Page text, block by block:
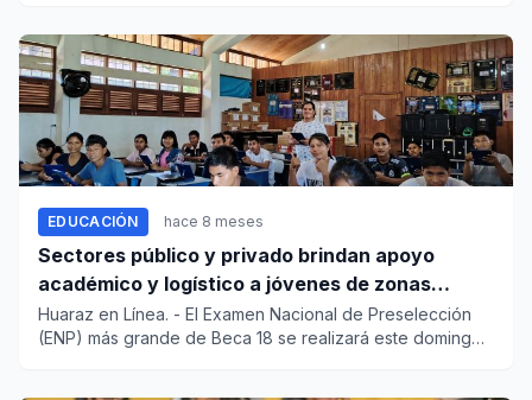
EDUCACIÓN hace 8 meses
Sectores público y privado brindan apoyo
académico y logístico a jóvenes de zonas
rurales
Huaraz en Línea. - El Examen Nacional de Preselección
(ENP) más grande de Beca 18 se realizará este domingo